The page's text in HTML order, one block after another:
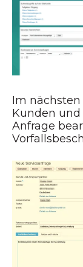
Im
Kunden und
Anfrage